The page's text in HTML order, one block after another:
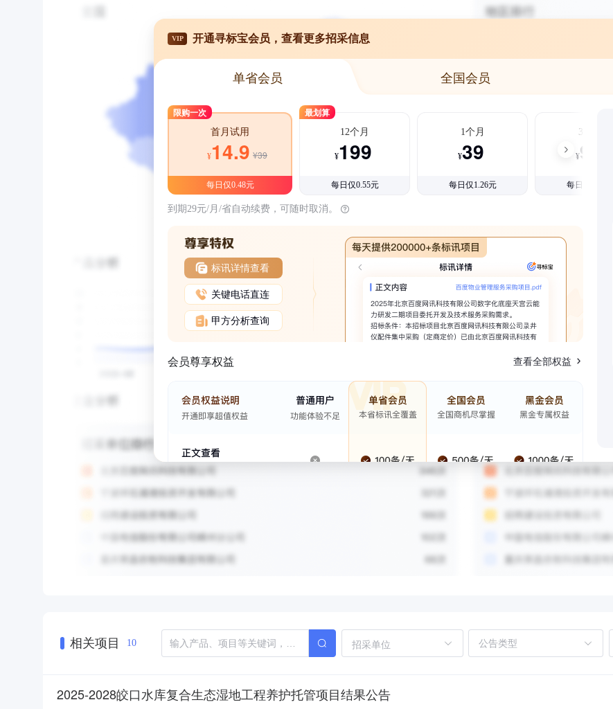
VIP 开通寻标宝会员，查看更多招采信息
单省会员 全国会员
限购一次
首月试用
¥14.9 ¥39
每日仅0.48元
最划算
12个月
¥199
每日仅0.55元
1个月
¥39
每日仅1.26元
3个月
¥99
每日仅1.08元
到期29元/月/省自动续费，可随时取消。
标讯详情查看
关键电话直连
甲方分析查询
会员尊享权益 查看全部权益
相关项目 10 招采单位
2025-2028皎口水库复合生态湿地工程养护托管项目结果公告